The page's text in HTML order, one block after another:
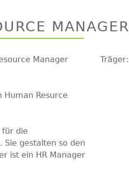
Manager
Human Resurce
für die
Sie gestalten so den
ist ein HR Manager
Träger: